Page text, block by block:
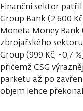
Finanční sektor
Group Bank (2 600
Moneta Money Bank
zbrojařského
Group (999 Kč, -0,7
přičemž CSG
parketu až po
objem lehce